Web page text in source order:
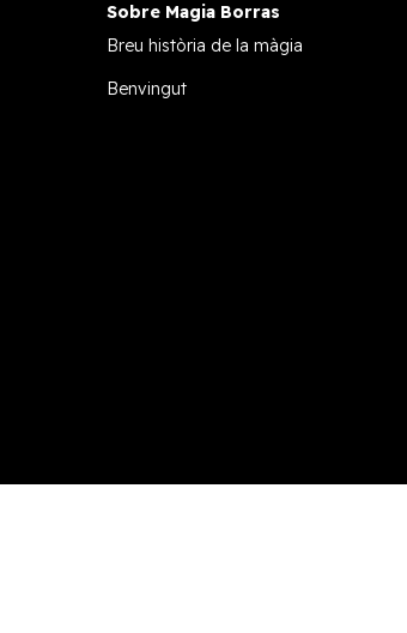
Sobre Magia Borras
Breu història de la màgia
Benvingut